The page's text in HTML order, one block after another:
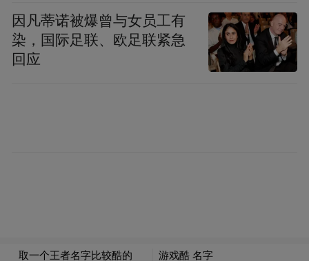
01“报告还没经过审核就流传出去了”
凤凰网《风暴眼》：首先想确认一下，网传
我们发现这份草稿件的结果存在疑问，已经
因凡蒂诺被爆曾与女员工有
染，国际足联、欧足联紧急
回应